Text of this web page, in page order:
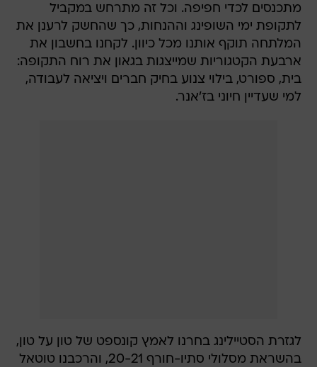
מתכנסים לכדי חפיפה. וכל זה מתרחש במקביל
לתקופת ימי השופינג וההנחות, כך שהחשק לרענן את
המלתחה תוקף אותנו מכל כיוון. לקחנו בחשבון את
ארבעת הקטגוריות שמייצגות בגאון את רוח התקופה:
בית, ספורט, בילוי צנוע בחיק חברים ויציאה לעבודה,
למי שעדיין חיוני בז'אנר.
לגזרת הסטיילינג בחרנו לאמץ קונספט של טון על טון,
בהשראת מסלולי סתיו-חורף 20-21, והרכבנו טוטאל